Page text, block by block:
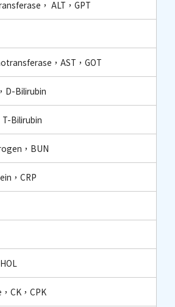
， ALT，GPT
，AST，GOT
D-Bilirubin
Bilirubin
，BUN
，CRP
CK，CPK